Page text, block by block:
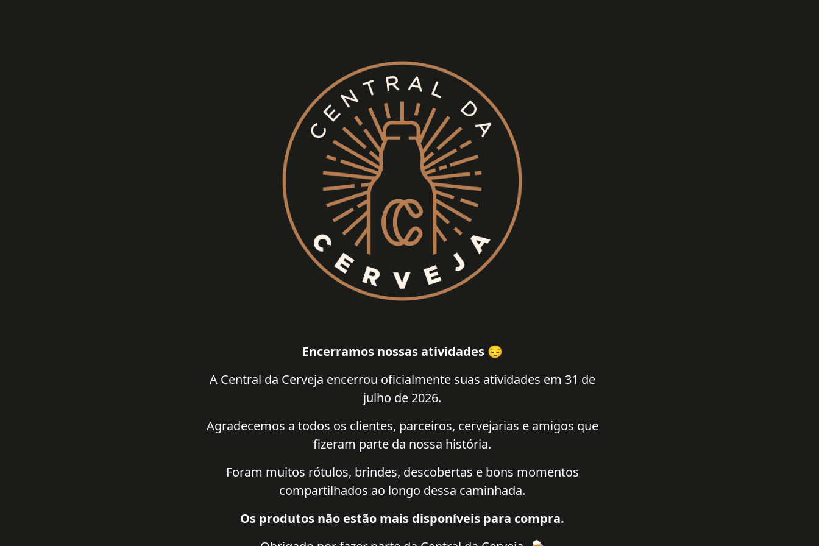
Encerramos nossas atividades 😔
A Central da Cerveja encerrou oficialmente suas atividades em 31 de
julho de 2026.
Agradecemos a todos os clientes, parceiros, cervejarias e amigos que
fizeram parte da nossa história.
Foram muitos rótulos, brindes, descobertas e bons momentos
compartilhados ao longo dessa caminhada.
Os produtos não estão mais disponíveis para compra.